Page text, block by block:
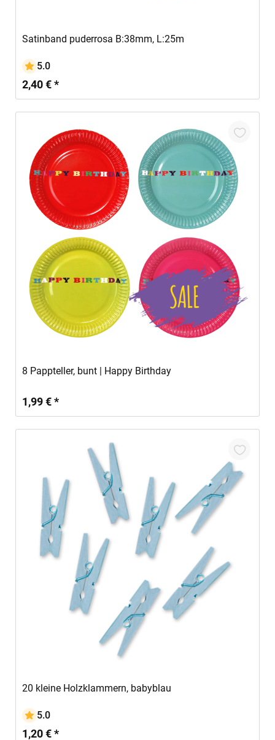
Satinband puderrosa B:38mm, L:25m
5.0
2,40 € *
In den Warenkorb
8 Pappteller, bunt | Happy Birthday
1,99 € *
In den Warenkorb
20 kleine Holzklammern, babyblau
5.0
1,20 € *